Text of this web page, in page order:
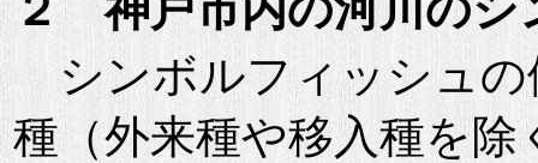
シンボルフィッシュの
種（外来種や移入種を